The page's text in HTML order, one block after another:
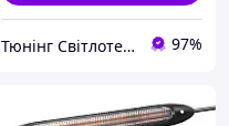
Тюнінг Світлотехніка Інтернет-Магазин 97%